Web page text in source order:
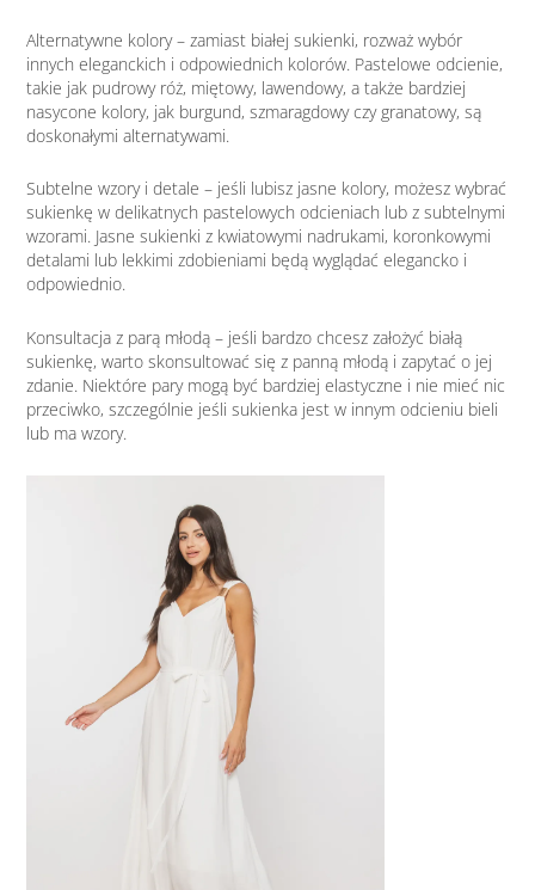
Alternatywne kolory – zamiast białej sukienki, rozważ wybór
innych eleganckich i odpowiednich kolorów. Pastelowe odcienie,
takie jak pudrowy róż, miętowy, lawendowy, a także bardziej
nasycone kolory, jak burgund, szmaragdowy czy granatowy, są
doskonałymi alternatywami.
Subtelne wzory i detale – jeśli lubisz jasne kolory, możesz wybrać
sukienkę w delikatnych pastelowych odcieniach lub z subtelnymi
wzorami. Jasne sukienki z kwiatowymi nadrukami, koronkowymi
detalami lub lekkimi zdobieniami będą wyglądać elegancko i
odpowiednio.
Konsultacja z parą młodą – jeśli bardzo chcesz założyć białą
sukienkę, warto skonsultować się z panną młodą i zapytać o jej
zdanie. Niektóre pary mogą być bardziej elastyczne i nie mieć nic
przeciwko, szczególnie jeśli sukienka jest w innym odcieniu bieli
lub ma wzory.